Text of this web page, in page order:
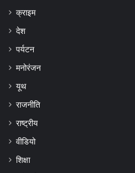
क्राइम
देश
पर्यटन
मनोरंजन
यूथ
राजनीति
राष्ट्रीय
वीडियो
शिक्षा